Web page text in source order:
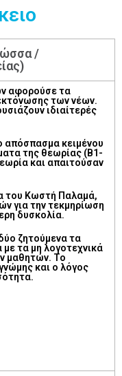
/
αφορούσε τα
των νέων.
ιδιαίτερές
απόσπασμα κειμένου
της θεωρίας (Β1-
και απαιτούσαν
του Κωστή Παλαμά,
για την τεκμηρίωση
δυσκολία.
ζητούμενα τα
τα μη λογοτεχνικά
μαθητών. Το
και ο λόγος